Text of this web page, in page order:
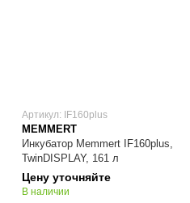
Артикул: IF160plus
MEMMERT
Инкубатор Memmert IF160plus,
TwinDISPLAY, 161 л
Цену уточняйте
В наличии